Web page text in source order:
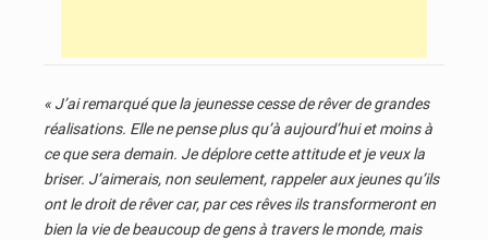
« J’ai remarqué que la jeunesse cesse de rêver de grandes
réalisations. Elle ne pense plus qu’à aujourd’hui et moins à
ce que sera demain. Je déplore cette attitude et je veux la
briser. J’aimerais, non seulement, rappeler aux jeunes qu’ils
ont le droit de rêver car, par ces rêves ils transformeront en
bien la vie de beaucoup de gens à travers le monde, mais